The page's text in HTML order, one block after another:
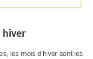
hiver
les mois d’hiver sont les